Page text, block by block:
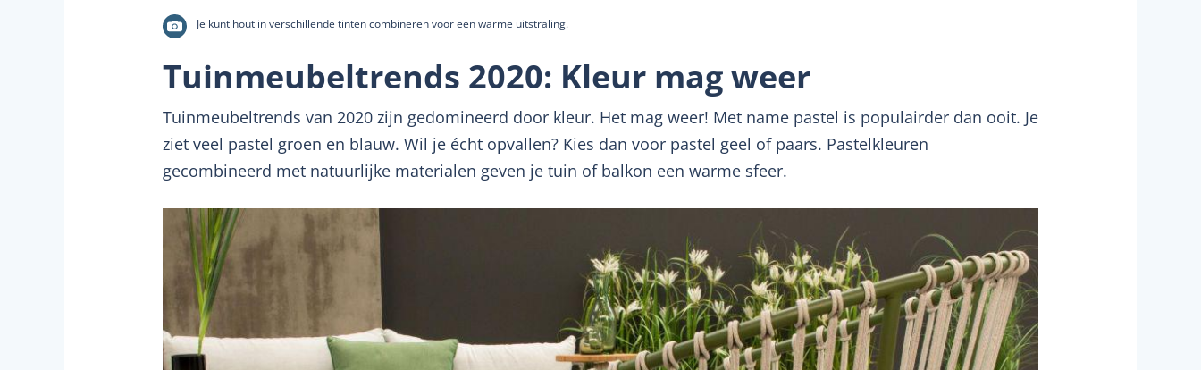
Je kunt hout in verschillende tinten combineren voor een warme uitstraling.
Tuinmeubeltrends 2020: Kleur mag weer
Tuinmeubeltrends van 2020 zijn gedomineerd door kleur. Het mag weer! Met name pastel is populairder dan ooit. Je
ziet veel pastel groen en blauw. Wil je écht opvallen? Kies dan voor pastel geel of paars. Pastelkleuren
gecombineerd met natuurlijke materialen geven je tuin of balkon een warme sfeer.